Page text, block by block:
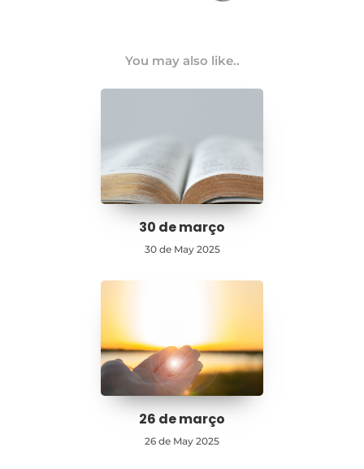
You may also like..
30 de março
30 de May 2025
26 de março
26 de May 2025